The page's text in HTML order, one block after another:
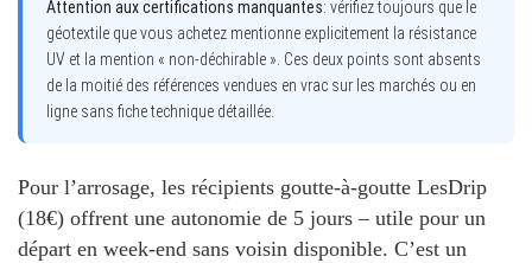
Attention aux certifications manquantes: vérifiez toujours que le
géotextile que vous achetez mentionne explicitement la résistance
UV et la mention « non-déchirable ». Ces deux points sont absents
de la moitié des références vendues en vrac sur les marchés ou en
ligne sans fiche technique détaillée.
Pour l’arrosage, les récipients goutte-à-goutte LesDrip
(18€) offrent une autonomie de 5 jours – utile pour un
départ en week-end sans voisin disponible. C’est un